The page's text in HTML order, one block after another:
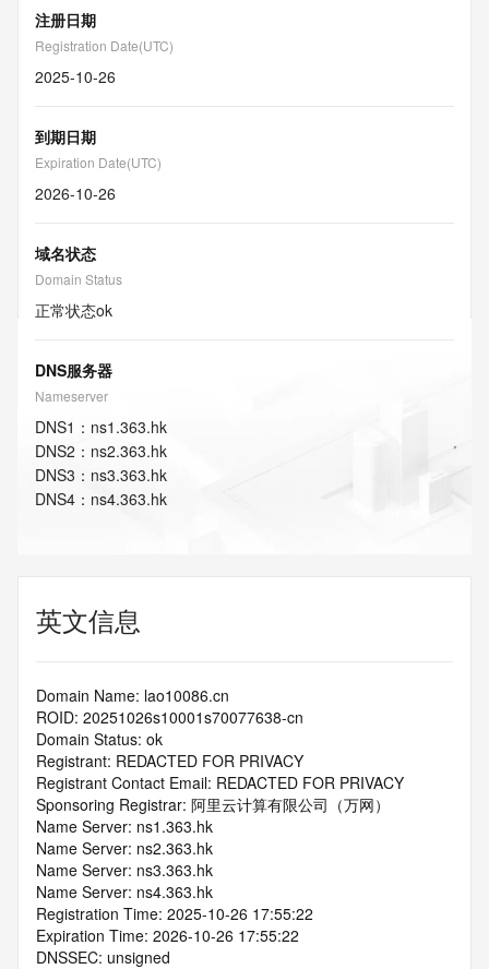
注册日期
Registration Date(UTC)
2025-10-26
到期日期
Expiration Date(UTC)
2026-10-26
域名状态
Domain Status
正常状态ok
DNS服务器
Nameserver
DNS1 ： ns1.363.hk
DNS2 ： ns2.363.hk
DNS3 ： ns3.363.hk
DNS4 ： ns4.363.hk
英文信息
Domain Name: lao10086.cn
ROID: 20251026s10001s70077638-cn
Domain Status: ok
Registrant: REDACTED FOR PRIVACY
Registrant Contact Email: REDACTED FOR PRIVACY
Sponsoring Registrar: 阿里云计算有限公司（万网）
Name Server: ns1.363.hk
Name Server: ns2.363.hk
Name Server: ns3.363.hk
Name Server: ns4.363.hk
Registration Time: 2025-10-26 17:55:22
Expiration Time: 2026-10-26 17:55:22
DNSSEC: unsigned